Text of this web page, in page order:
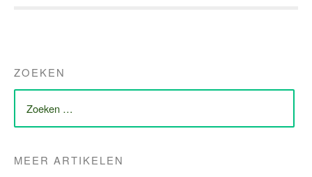
ZOEKEN
NAAR:
MEER ARTIKELEN